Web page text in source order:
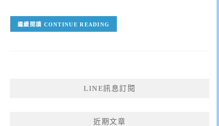
CONTINUE READING
LINE訊息訂閱
近期文章